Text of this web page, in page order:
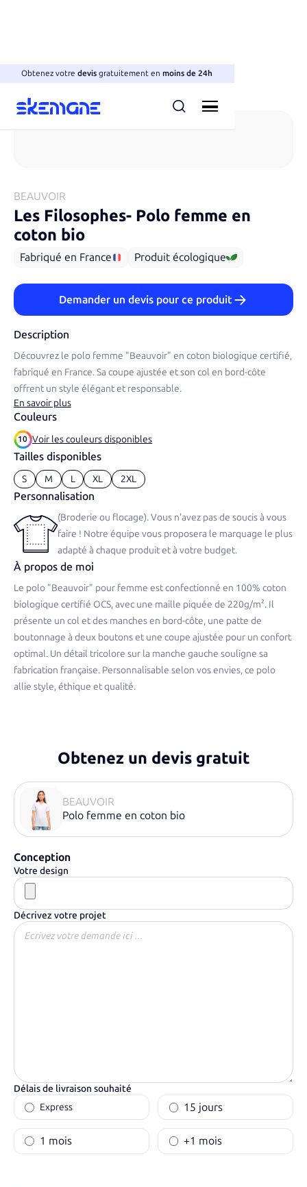
Obtenez votre devisgratuitement enmoins de 24h
BEAUVOIR
Les Filosophes​- Polo femme en
coton bio
Fabriqué en France Produit écologique
Demander un devis pour ce produit
Description
Découvrez le polo femme "Beauvoir" en coton biologique certifié,
fabriqué en France. Sa coupe ajustée et son col en bord-côte
offrent un style élégant et responsable.​
En savoir plus
Couleurs
10 Voir les couleurs disponibles
Tailles disponibles
S M L XL 2XL
Personnalisation
(Broderie ou flocage). Vous n'avez pas de soucis à vous
faire ! Notre équipe vous proposera le marquage le plus
adapté à chaque produit et à votre budget.
À propos de moi
Le polo "Beauvoir" pour femme est confectionné en 100% coton
biologique certifié OCS, avec une maille piquée de 220g/m². Il
présente un col et des manches en bord-côte, une patte de
boutonnage à deux boutons et une coupe ajustée pour un confort
optimal. Un détail tricolore sur la manche gauche souligne sa
fabrication française. Personnalisable selon vos envies, ce polo
allie style, éthique et qualité.​
Obtenez un devis gratuit
BEAUVOIR
Polo femme en coton bio
Conception
Votre design
Décrivez votre projet
Délais de livraison souhaité
Express
15 jours
1 mois +1 mois